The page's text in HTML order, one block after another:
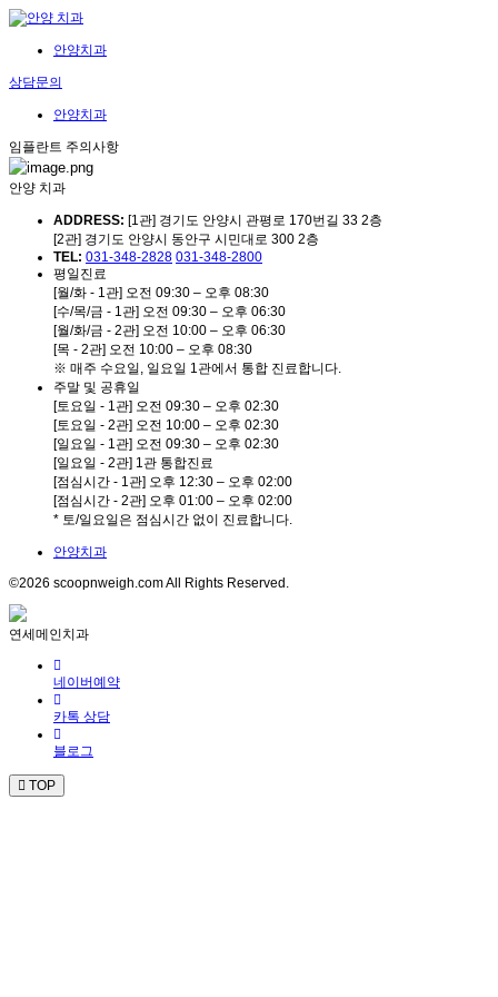
안양치과
상담문의
안양치과
임플란트 주의사항
안양 치과
ADDRESS: [1관] 경기도 안양시 관평로 170번길 33 2층
[2관] 경기도 안양시 동안구 시민대로 300 2층
TEL: 031-348-2828 031-348-2800
평일진료
[월/화 - 1관] 오전 09:30 – 오후 08:30
[수/목/금 - 1관] 오전 09:30 – 오후 06:30
[월/화/금 - 2관] 오전 10:00 – 오후 06:30
[목 - 2관] 오전 10:00 – 오후 08:30
※ 매주 수요일, 일요일 1관에서 통합 진료합니다.
주말 및 공휴일
[토요일 - 1관] 오전 09:30 – 오후 02:30
[토요일 - 2관] 오전 10:00 – 오후 02:30
[일요일 - 1관] 오전 09:30 – 오후 02:30
[일요일 - 2관] 1관 통합진료
[점심시간 - 1관] 오후 12:30 – 오후 02:00
[점심시간 - 2관] 오후 01:00 – 오후 02:00
* 토/일요일은 점심시간 없이 진료합니다.
안양치과
©2026 scoopnweigh.com All Rights Reserved.
연세메인치과
네이버예약
카톡 상담
블로그
TOP